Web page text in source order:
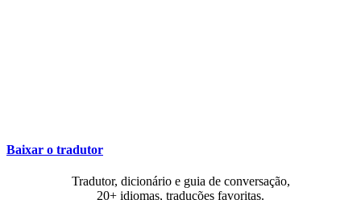
Baixar o tradutor
Tradutor, dicionário e guia de conversação,
20+ idiomas, traduções favoritas.